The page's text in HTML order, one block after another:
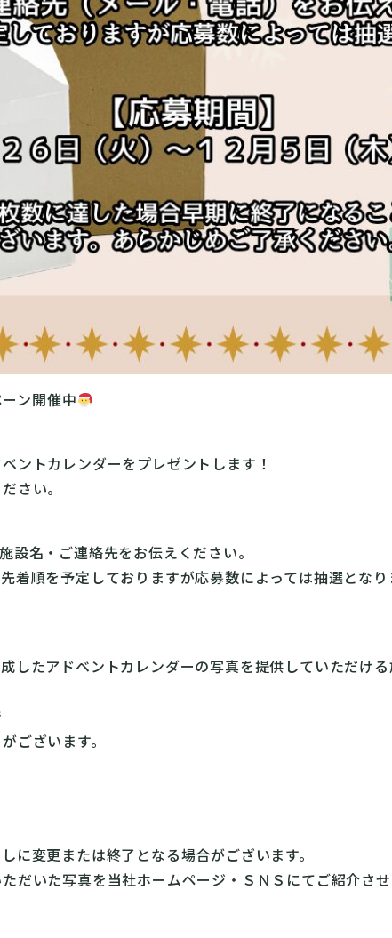
ン開催中
ントカレンダーをプレゼントします！
さい。
設名・ご連絡先をお伝えください。
着順を予定しておりますが応募数によっては抽選となり
したアドベントカレンダーの写真を提供していただけ
ございます。
に変更または終了となる場合がございます。
だいた写真を当社ホームページ・ＳＮＳにてご紹介さ